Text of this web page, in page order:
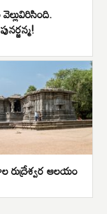
రుద్రేశ్వర ఆలయం